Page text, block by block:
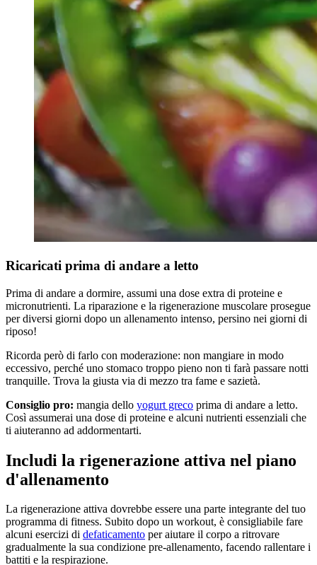
Ricaricati prima di andare a letto
Prima di andare a dormire, assumi una dose extra di proteine e
micronutrienti. La riparazione e la rigenerazione muscolare prosegue
per diversi giorni dopo un allenamento intenso, persino nei giorni di
riposo!
Ricorda però di farlo con moderazione: non mangiare in modo
eccessivo, perché uno stomaco troppo pieno non ti farà passare notti
tranquille. Trova la giusta via di mezzo tra fame e sazietà.
Consiglio pro: mangia dello yogurt greco prima di andare a letto.
Così assumerai una dose di proteine e alcuni nutrienti essenziali che
ti aiuteranno ad addormentarti.
Includi la rigenerazione attiva nel piano
d'allenamento
La rigenerazione attiva dovrebbe essere una parte integrante del tuo
programma di fitness. Subito dopo un workout, è consigliabile fare
alcuni esercizi di defaticamento per aiutare il corpo a ritrovare
gradualmente la sua condizione pre-allenamento, facendo rallentare i
battiti e la respirazione.